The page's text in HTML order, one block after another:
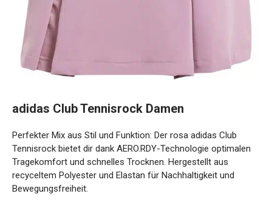
Tennisrock bietet dir dank AERO.RDY-Technologie optimalen
Tragekomfort und schnelles Trocknen. Hergestellt aus
recyceltem Polyester und Elastan für Nachhaltigkeit und
Bewegungsfreiheit.